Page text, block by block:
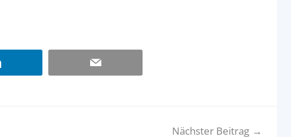
LinkedIn Email
Nächster Beitrag